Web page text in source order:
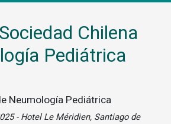
Chilena
Pediátrica
Neumología Pediátrica
- Hotel Le Méridien, Santiago de